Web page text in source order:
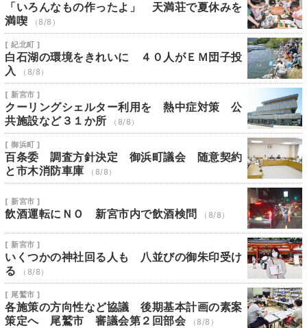
「いろんなもの作ったよ」 天満荘で夏休みを
満喫
（8/8）
[ 紀北町 ]
白石湖の環境をきれいに ４０人がＥＭ団子投
入
（8/8）
[ 新宮市 ]
クーリングシェルター利用を 熱中症対策 公
共施設など３１か所
（8/8）
[ 御浜町 ]
百条委 調査方針決定 御浜町議会 随意契約
と市木消防車庫
（8/8）
[ 新宮市 ]
飲酒運転にＮＯ 新宮市内で飲酒検問 （8/8）
[ 新宮市 ]
いくつかの神社回る人も 八並びの御朱印受け
る
（8/8）
[ 尾鷲市 ]
各施策の方向性など協議 後期基本計画の素案
策定へ 尾鷲市 審議会第２回部会
（8/8）